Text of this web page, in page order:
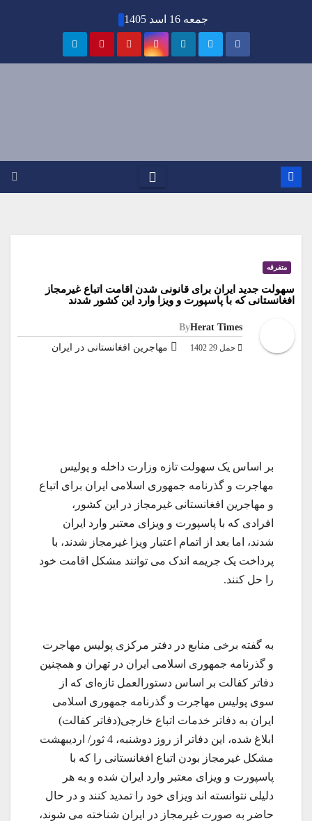
جمعه 16 اسد 1405
متفرقه
سهولت جدید ایران برای قانونی شدن اقامت اتباع غیرمجاز
افغانستانی که با پاسپورت و ویزا وارد این کشور شدند
ByHerat Times
حمل 29 1402 مهاجرین افغانستانی در ایران
بر اساس یک سهولت تازه وزارت داخله و پولیس
مهاجرت و گذرنامه جمهوری اسلامی ایران برای اتباع
و مهاجرین افغانستانی غیرمجاز در این کشور،
افرادی که با پاسپورت و ویزای معتبر وارد ایران
شدند، اما بعد از اتمام اعتبار ویزا غیرمجاز شدند، با
پرداخت یک جریمه اندک می توانند مشکل اقامت خود
را حل کنند.
به گفته برخی منابع در دفتر مرکزی پولیس مهاجرت
و گذرنامه جمهوری اسلامی ایران در تهران و همچنین
دفاتر کفالت بر اساس دستورالعمل تازه‌ای که از
سوی پولیس مهاجرت و گذرنامه جمهوری اسلامی
ایران به دفاتر خدمات اتباع خارجی(دفاتر کفالت)
ابلاغ شده، این دفاتر از روز دوشنبه، 4 ثور/ اردیبهشت
مشکل غیرمجاز بودن اتباع افغانستانی را که با
پاسپورت و ویزای معتبر وارد ایران شده و به هر
دلیلی نتوانسته اند ویزای خود را تمدید کنند و در حال
حاضر به صورت غیرمجاز در ایران شناخته می شوند،